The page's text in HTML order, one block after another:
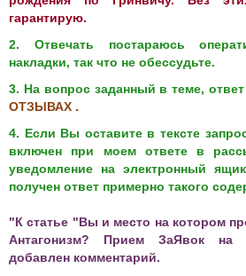
гарантирую.
2. Отвечать постараюсь
накладки, так что не обессудьте.
3. На вопрос заданный в теме,
ОТЗЫВАХ .
4. Если Вы оставите в тексте
включен при моем ответе в
уведомление на электронный
получен ответ примерно такого
"К статье "Вы и место на котором
Антагонизм? Прием ЗаЯвок на
добавлен комментарий.